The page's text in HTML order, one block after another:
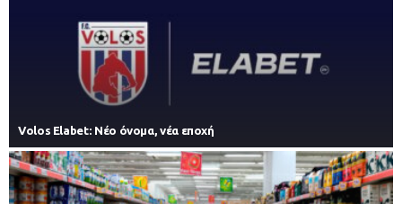
Volos Elabet: Νέο όνομα, νέα εποχή